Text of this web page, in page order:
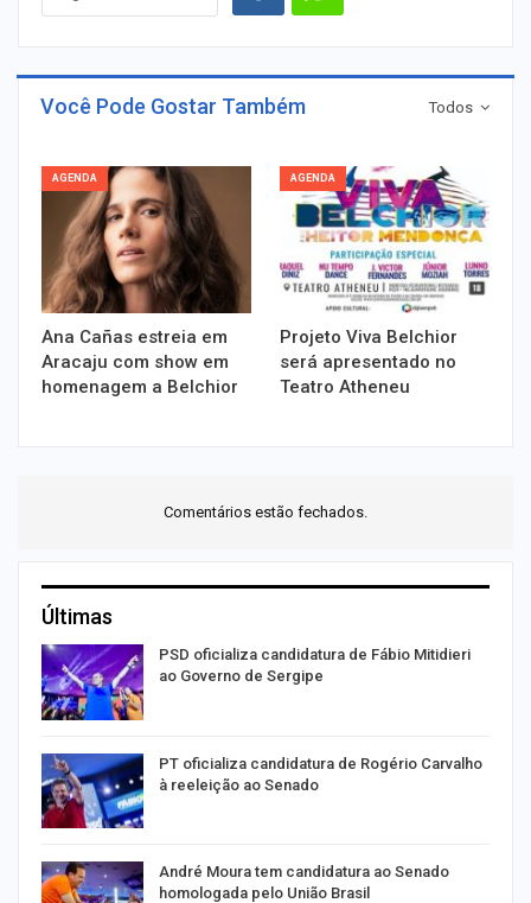
Todos
Você Pode Gostar Também
AGENDA
Ana Cañas estreia em
Aracaju com show em
homenagem a Belchior
AGENDA
Projeto Viva Belchior
será apresentado no
Teatro Atheneu
Comentários estão fechados.
Últimas
PSD oficializa candidatura de Fábio Mitidieri
ao Governo de Sergipe
PT oficializa candidatura de Rogério Carvalho
à reeleição ao Senado
André Moura tem candidatura ao Senado
homologada pelo União Brasil